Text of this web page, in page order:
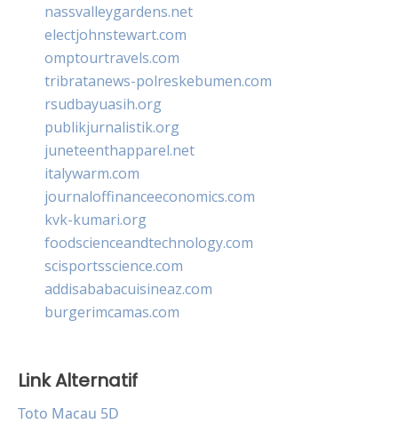
nassvalleygardens.net
electjohnstewart.com
omptourtravels.com
tribratanews-polreskebumen.com
rsudbayuasih.org
publikjurnalistik.org
juneteenthapparel.net
italywarm.com
journaloffinanceeconomics.com
kvk-kumari.org
foodscienceandtechnology.com
scisportsscience.com
addisababacuisineaz.com
burgerimcamas.com
Link Alternatif
Toto Macau 5D